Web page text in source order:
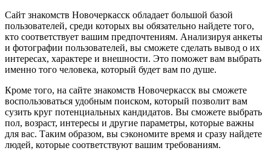
Сайт знакомств Новочеркасск обладает большой базой
пользователей, среди которых вы обязательно найдете того,
кто соответствует вашим предпочтениям. Анализируя анкеты
и фотографии пользователей, вы сможете сделать вывод о их
интересах, характере и внешности. Это поможет вам выбрать
именно того человека, который будет вам по душе.
Кроме того, на сайте знакомств Новочеркасск вы сможете
воспользоваться удобным поиском, который позволит вам
сузить круг потенциальных кандидатов. Вы сможете выбрать
пол, возраст, интересы и другие параметры, которые важны
для вас. Таким образом, вы сэкономите время и сразу найдете
людей, которые соответствуют вашим требованиям.